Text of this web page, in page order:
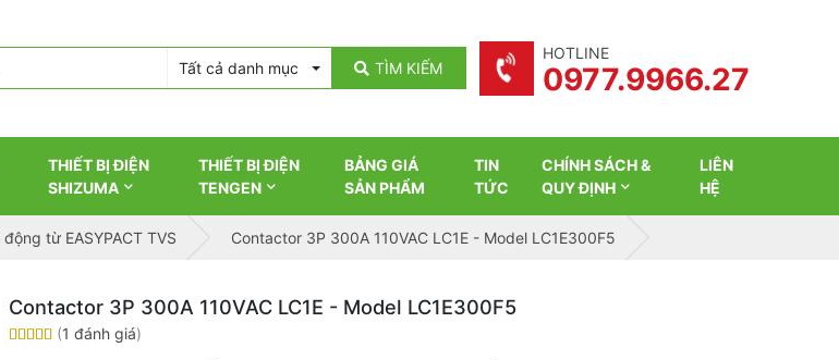
Tất cả danh mục TÌM KIẾM
HOTLINE
0977.9966.27
THIẾT BỊ ĐIỆN
SHIZUMA
THIẾT BỊ ĐIỆN
TENGEN
BẢNG GIÁ
SẢN PHẨM
TIN
TỨC
CHÍNH SÁCH &
QUY ĐỊNH
LIÊN
HỆ
động từ EASYPACT TVS Contactor 3P 300A 110VAC LC1E - Model LC1E300F5
Contactor 3P 300A 110VAC LC1E - Model LC1E300F5
(1 đánh giá)